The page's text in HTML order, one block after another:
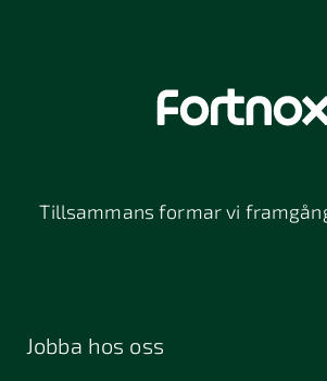
Tillsammans formar vi
Jobba hos oss